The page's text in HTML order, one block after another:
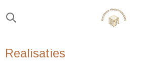
Ga
direct
de
Realisaties